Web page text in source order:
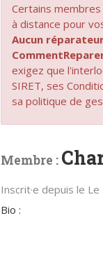
Certains
à distance pour
Aucun
exigez que
SIRET, ses
sa politique de
Membre :
Inscrit·e depuis le
Bio :